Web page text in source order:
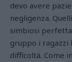
devo avere
negligenza.
simbiosi
gruppo i ragazzi
difficoltà. Come